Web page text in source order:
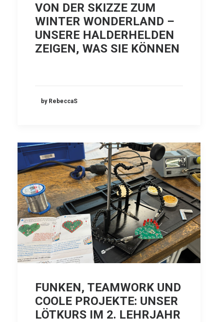
VON DER SKIZZE ZUM
WINTER WONDERLAND –
UNSERE HALDERHELDEN
ZEIGEN, WAS SIE KÖNNEN
by RebeccaS
FUNKEN, TEAMWORK UND
COOLE PROJEKTE: UNSER
LÖTKURS IM 2. LEHRJAHR